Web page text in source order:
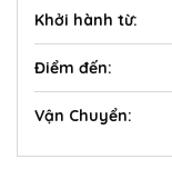
Khởi hành từ:
Điểm đến:
Vận Chuyển: